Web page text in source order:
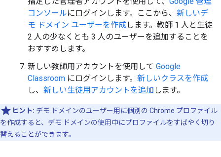
コンソールにログインします。ここから、 新しいデ
モ ドメイン ユーザーを作成します。教師 1 人と生徒
2 人の少なくとも 3 人のユーザーを追加することを
おすすめします。
新しい教師用アカウントを使用して Google
Classroom にログインします。 新しいクラスを作成
し、 新しい生徒用アカウントを追加 します。
ヒント: デモ ドメインのユーザー用に個別の Chrome プロファイル
を作成すると、デモ ドメインの使用中にプロファイルをすばやく切り
替えることができます。